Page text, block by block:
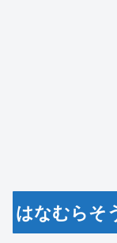
はなむらそ